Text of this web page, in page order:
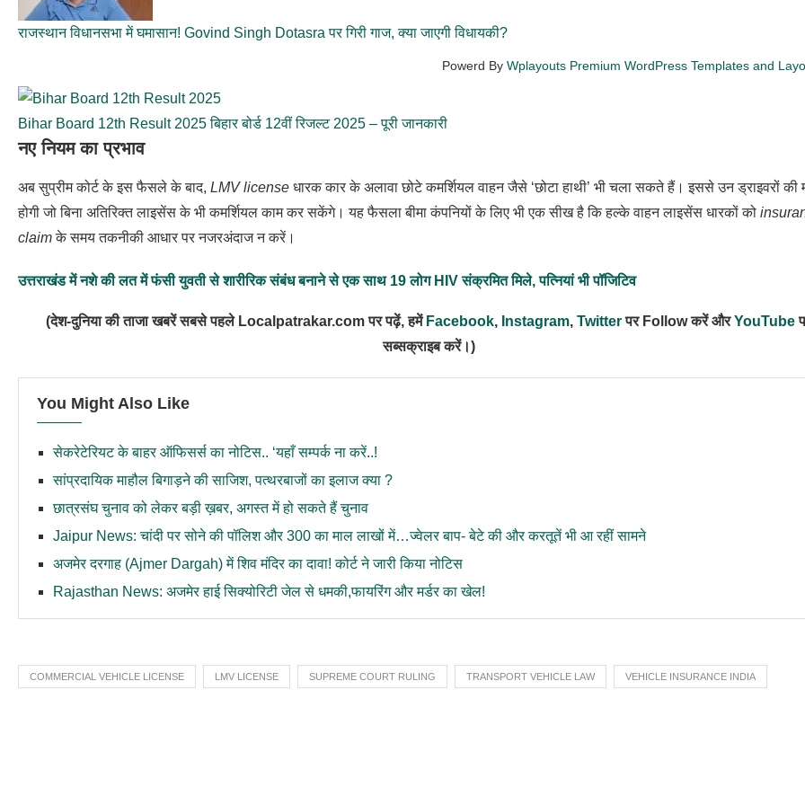
राजस्थान विधानसभा में घमासान! Govind Singh Dotasra पर गिरी गाज, क्या जाएगी विधायकी?
Powerd By Wplayouts Premium WordPress Templates and
Bihar Board 12th Result 2025 बिहार बोर्ड 12वीं रिजल्ट 2025 – पूरी जानकारी
नए नियम का प्रभाव
अब सुप्रीम कोर्ट के इस फैसले के बाद, LMV license धारक कार के अलावा छोटे कमर्शियल वाहन जैसे ‘छोटा हाथी’ भी चला सकते हैं। इससे उन ड्राइवरों की
होगी जो बिना अतिरिक्त लाइसेंस के भी कमर्शियल काम कर सकेंगे। यह फैसला बीमा कंपनियों के लिए भी एक सीख है कि हल्के वाहन लाइसेंस धारकों को
claimके समय तकनीकी आधार पर नजरअंदाज न करें।
उत्तराखंड में नशे की लत में फंसी युवती से शारीरिक संबंध बनाने से एक साथ 19 लोग HIV संक्रमित मिले, पत्नियां भी पॉजिटिव
(देश-दुनिया की ताजा खबरें सबसे पहले Localpatrakar.com पर पढ़ें, हमें Facebook,Instagram, Twitterपर Follow करें औरYouTube
सब्सक्राइब करें।)
You Might Also Like
सेकरेटेरियट के बाहर ऑफिसर्स का नोटिस.. ‘यहाँ सम्पर्क ना करें..!
सांप्रदायिक माहौल बिगाड़ने की साजिश, पत्थरबाजों का इलाज क्या ?
छात्रसंघ चुनाव को लेकर बड़ी ख़बर, अगस्त में हो सकते हैं चुनाव
Jaipur News: चांदी पर सोने की पॉलिश और 300 का माल लाखों में…ज्वेलर बाप- बेटे की और करतूतें भी आ रहीं सामने
अजमेर दरगाह (Ajmer Dargah) में शिव मंदिर का दावा! कोर्ट ने जारी किया नोटिस
Rajasthan News: अजमेर हाई सिक्योरिटी जेल से धमकी,फायरिंग और मर्डर का खेल!
COMMERCIAL VEHICLE LICENSE LMV LICENSE SUPREME COURT RULING TRANSPORT VEHICLE LAW VEHICLE INSURANCE INDIA